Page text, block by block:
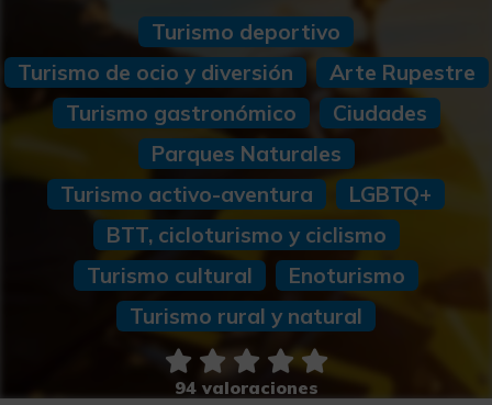
Experiencias en otoño
Experiencias Semana Santa
Turismo deportivo
Turismo de ocio y diversión
Arte Rupestre
Turismo gastronómico
Ciudades
Parques Naturales
Turismo activo-aventura
LGBTQ+
BTT, cicloturismo y ciclismo
Turismo cultural
Enoturismo
Turismo rural y natural
94 valoraciones